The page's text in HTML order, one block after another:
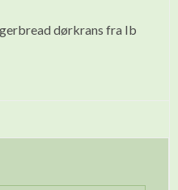
dørkrans fra Ib